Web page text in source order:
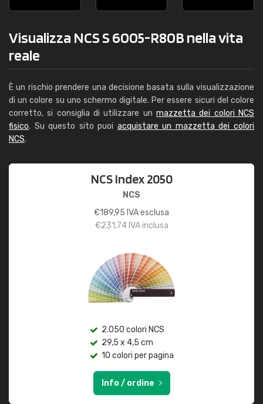
Visualizza NCS S 6005-R80B nella vita
reale
È un rischio prendere una decisione basata sulla visualizzazione
di un colore su uno schermo digitale. Per essere sicuri del colore
corretto, si consiglia di utilizzare un mazzetta dei colori NCS
fisico. Su questo sito puoi acquistare un mazzetta dei colori
NCS.
NCS Index 2050
NCS
€189,95 IVA esclusa
€231,74IVA inclusa
2.050 colori NCS
29,5 x 4,5 cm
10 colori per pagina
Info / ordine